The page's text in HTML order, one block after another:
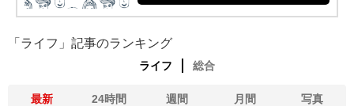
「ライフ」記事のランキング
ライフ 総合
最新 24時間 週間 月間 写真